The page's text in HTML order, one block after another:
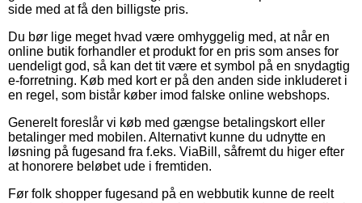
side med at få den billigste pris.
Du bør lige meget hvad være omhyggelig med, at når en
online butik forhandler et produkt for en pris som anses for
uendeligt god, så kan det tit være et symbol på en snydagtig
e-forretning. Køb med kort er på den anden side inkluderet i
en regel, som bistår køber imod falske online webshops.
Generelt foreslår vi køb med gængse betalingskort eller
betalinger med mobilen. Alternativt kunne du udnytte en
løsning på fugesand fra f.eks. ViaBill, såfremt du higer efter
at honorere beløbet ude i fremtiden.
Før folk shopper fugesand på en webbutik kunne de reelt